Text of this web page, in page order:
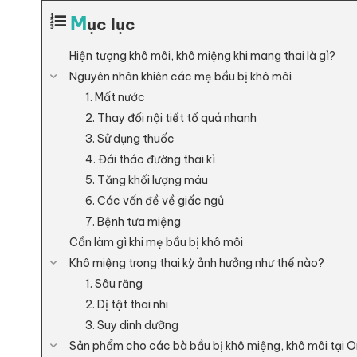
Mục lục
Hiện tượng khô môi, khô miệng khi mang thai là gì?
Nguyên nhân khiên các mẹ bầu bị khô môi
1. Mất nước
2. Thay đổi nội tiết tố quá nhanh
3. Sử dụng thuốc
4. Đái tháo đường thai kì
5. Tăng khối lượng máu
6. Các vấn đề về giấc ngủ
7. Bệnh tưa miệng
Cần làm gì khi mẹ bầu bị khô môi
Khô miệng trong thai kỳ ảnh hưởng như thế nào?
1. Sâu răng
2. Dị tật thai nhi
3. Suy dinh dưỡng
Sản phẩm cho các bà bầu bị khô miệng, khô môi tại